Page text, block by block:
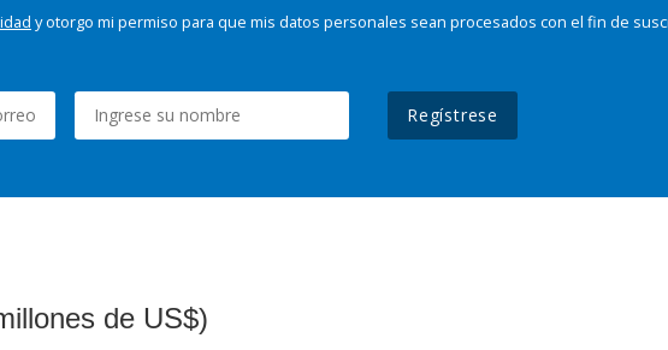
y otorgo mi permiso para que mis datos personales sean procesados con el fin de
Regístrese
de US$)